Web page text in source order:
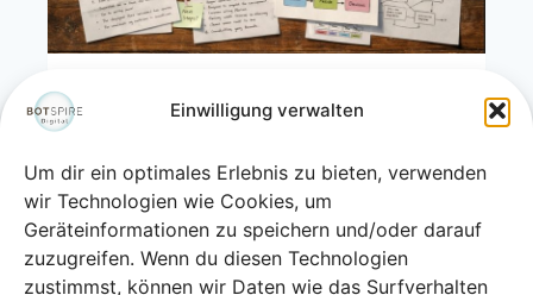
Einwilligung verwalten
Um dir ein optimales Erlebnis zu bieten, verwenden
wir Technologien wie Cookies, um
Geräteinformationen zu speichern und/oder darauf
zuzugreifen. Wenn du diesen Technologien
zustimmst, können wir Daten wie das Surfverhalten
Anspruch an Technik
Von Tanja Täuschel März 2, 2026